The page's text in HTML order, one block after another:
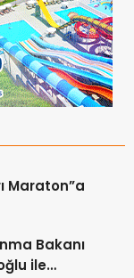
Maraton”a
Bakanı
ile